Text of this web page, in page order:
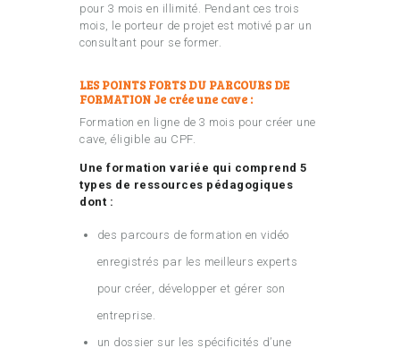
pour 3 mois en illimité. Pendant ces trois
mois, le porteur de projet est motivé par un
consultant pour se former.
LES POINTS FORTS DU PARCOURS DE
FORMATION Je crée une cave :
Formation en ligne de 3 mois pour créer une
cave, éligible au CPF.
Une formation variée qui comprend 5
types de ressources pédagogiques
dont :
des parcours de formation en vidéo
enregistrés par les meilleurs experts
pour créer, développer et gérer son
entreprise.
un dossier sur les spécificités d’une